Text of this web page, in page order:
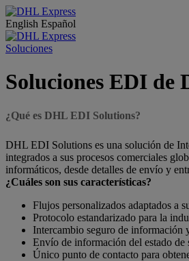
English Español
Soluciones
Soluciones EDI de
¿Qué es DHL EDI Solutions?
DHL EDI Solutions es una solución de
integrados a sus procesos comerciales
informáticos, desde detalles de envío y
¿Cuáles son sus características?
Flujos personalizados adaptados a
Protocolo estandarizado para la
Intercambio seguro de información
Envío de información del estado de
Único punto de contacto para